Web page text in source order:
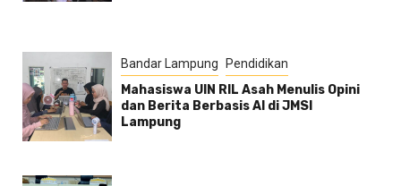
Bandar Lampung Pendidikan
Mahasiswa UIN RIL Asah Menulis Opini
dan Berita Berbasis AI di JMSI
Lampung